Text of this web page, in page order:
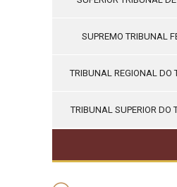
SUPREMO TRIBUNAL
TRIBUNAL REGIONAL DO
TRIBUNAL SUPERIOR DO